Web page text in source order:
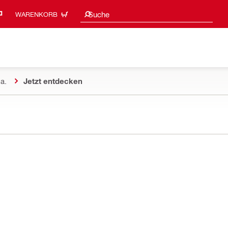
WARENKORB Suche
Suchvorschläge
Jetzt entdecken